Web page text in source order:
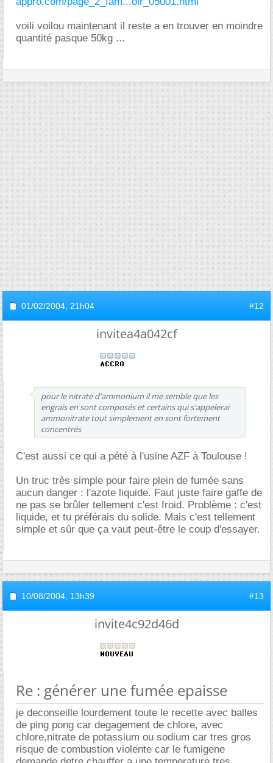
voili voilou maintenant il reste a en trouver en moindre
quantité pasque 50kg ...
01/02/2004, 21h04 #12
invitea4a042cf
pour le nitrate d'ammonium il me semble que les
engrais en sont composés et certains qui s'appelerai
ammonitrate tout simplement en sont fortement
concentrés
C'est aussi ce qui a pété à l'usine AZF à Toulouse !
Un truc très simple pour faire plein de fumée sans
aucun danger : l'azote liquide. Faut juste faire gaffe de
ne pas se brûler tellement c'est froid. Problème : c'est
liquide, et tu préférais du solide. Mais c'est tellement
simple et sûr que ça vaut peut-être le coup d'essayer.
10/08/2004, 13h39 #13
invite4c92d46d
Re : générer une fumée epaisse
je deconseille lourdement toute le recette avec balles
de ping pong car degagement de chlore, avec
chlore,nitrate de potassium ou sodium car tres gros
risque de combustion violente car le fumigene